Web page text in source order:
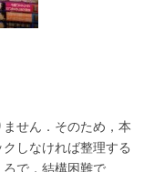
せん．そのため，本
しなければ整理する
で，結構困難で